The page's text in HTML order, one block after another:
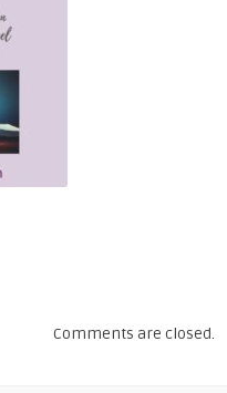
Comments are closed.